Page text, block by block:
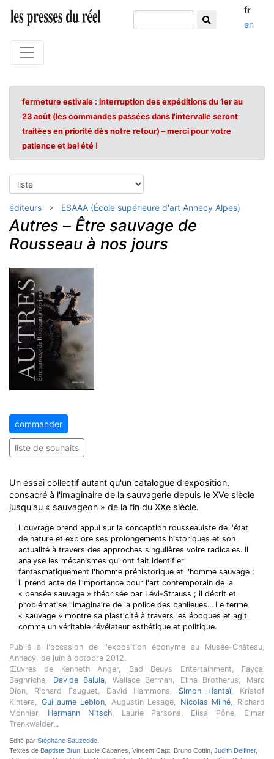
fr
en
fermeture estivale : interruption des expéditions du 1er au
23 août (les commandes passées dans l'intervalle seront
traitées en priorité dès notre retour) – merci pour votre
patience et bel été !
éditeurs ESAAA (École supérieure d'art Annecy Alpes)
Autres – Être sauvage de
Rousseau à nos jours
commander
liste de souhaits
Un essai collectif autant qu'un catalogue d'exposition,
consacré à l'imaginaire de la sauvagerie depuis le XVe siècle
jusqu'au « sauvageon » de la fin du XXe siècle.
L'ouvrage prend appui sur la conception rousseauiste de l'état
de nature et explore ses prolongements historiques et son
actualité à travers des approches singulières voire radicales. Il
analyse les mécanismes qui ont fait identifier
fantasmatiquement l'homme préhistorique et l'homme sauvage ;
il prend acte de l'importance pour l'art contemporain de la
« pensée sauvage » théorisée par Lévi-Strauss ; il décrit et
problématise l'imaginaire de la police des banlieues... Le terme
« sauvage » montre sa plasticité à travers les époques et agit
comme un véritable révélateur esthétique et politique.
Publié à l'occasion de l'exposition éponyme au Musée-Château,
Annecy, de juin à octobre 2012.
Œuvres de Kenneth Anger, Bad Beuys Entertainment, Fayçal
Baghriche, Davide Balula, Wallace Berman, Elina Brotherus, Marc
Dion, Richard Fauguet, David Hammons, Simon Hantaï, Kristof
Kintera, Guillaume Leblon, Augustin Lesage, Nicolas Milhé, Richard
Monnier, Hermann Nitsch, Laurie Parsons, Elisa Pône, Elmar
Trenkwalder...
Edité par Stéphane Sauzedde
Textes de Baptiste Brun , Lucie Cabanes, Vincent Capt, Bruno Cottin, Judith Delfiner,